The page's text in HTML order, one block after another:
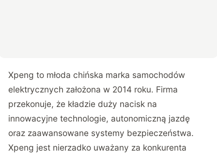
Xpeng to młoda chińska marka samochodów
elektrycznych założona w 2014 roku. Firma
przekonuje, że kładzie duży nacisk na
innowacyjne technologie, autonomiczną jazdę
oraz zaawansowane systemy bezpieczeństwa.
Xpeng jest nierzadko uważany za konkurenta